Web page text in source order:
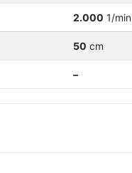
2.000 1/min
50 cm
–